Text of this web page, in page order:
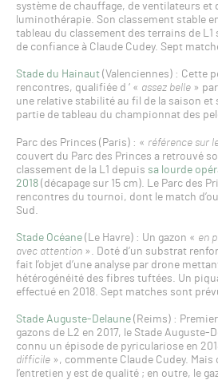
système de chauffage, de ventilateurs et
luminothérapie. Son classement stable
tableau du classement des terrains de L1
de confiance à Claude Cudey. Sept
Stade du Hainaut(Valenciennes) : Cette
rencontres, qualifiée d ‘ « assez belle» par
une relative stabilité au fil de la saison et
partie de tableau du championnat des
Parc des Princes (Paris) : « référence sur
couvert du Parc des Princes a retrouvé
classement de la L1 depuis sa lourde
2018(décapage sur 15 cm). Le Parc des
rencontres du tournoi, dont le match
Sud.
Stade Océane(Le Havre) : Un gazon « en
avec attention». Doté d’un substrat
fait l’objet d’une analyse par drone
hétérogénéité des fibres tuftées. Un
effectué en 2018. Sept matches sont
Stade Auguste-Delaune(Reims) :
gazons de L2 en 2017, le Stade Auguste-
connu un épisode de pyriculariose en
difficile », commente Claude Cudey.
l’entretien y est de qualité ; en outre, le